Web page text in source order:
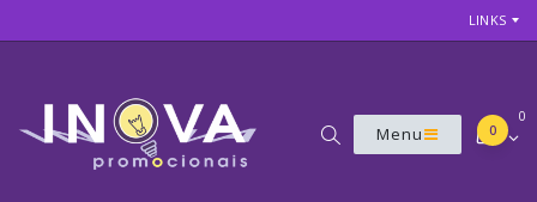
LINKS
Menu
0
0